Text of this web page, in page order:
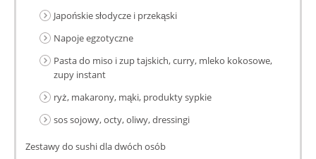
Japońskie słodycze i przekąski
Napoje egzotyczne
Pasta do miso i zup tajskich, curry, mleko kokosowe,
zupy instant
ryż, makarony, mąki, produkty sypkie
sos sojowy, octy, oliwy, dressingi
Zestawy do sushi dla dwóch osób